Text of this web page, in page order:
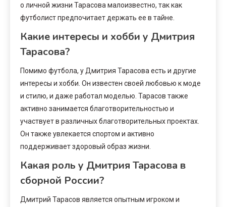
о личной жизни Тарасова малоизвестно, так как
футболист предпочитает держать ее в тайне.
Какие интересы и хобби у Дмитрия
Тарасова?
Помимо футбола, у Дмитрия Тарасова есть и другие
интересы и хобби. Он известен своей любовью к моде
и стилю, и даже работал моделью. Тарасов также
активно занимается благотворительностью и
участвует в различных благотворительных проектах.
Он также увлекается спортом и активно
поддерживает здоровый образ жизни.
Какая роль у Дмитрия Тарасова в
сборной России?
Дмитрий Тарасов является опытным игроком и